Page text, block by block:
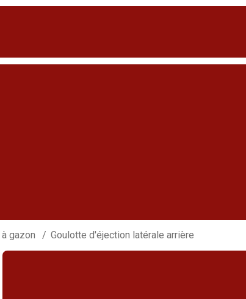
gazon Goulotte d'éjection latérale arrière